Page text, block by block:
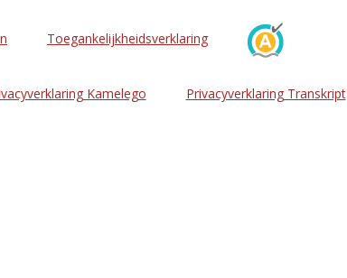
Toegankelijkheidsverklaring
Kamelego Privacyverklaring Transkript